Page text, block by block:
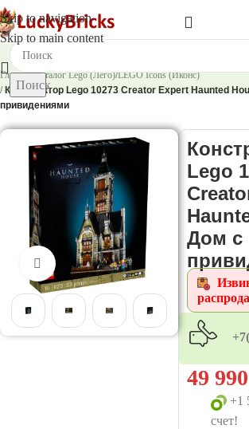
Skip to navigation
Skip to main content
Поиск
Главная/Каталог Lego (Лего)/LEGO Icons (Иконс)
/ Конструктор Lego 10273 Creator Expert Haunted
привидениями
Нажмите, чтобы увеличить
Lego
Дом с
49 990
+1
счет!